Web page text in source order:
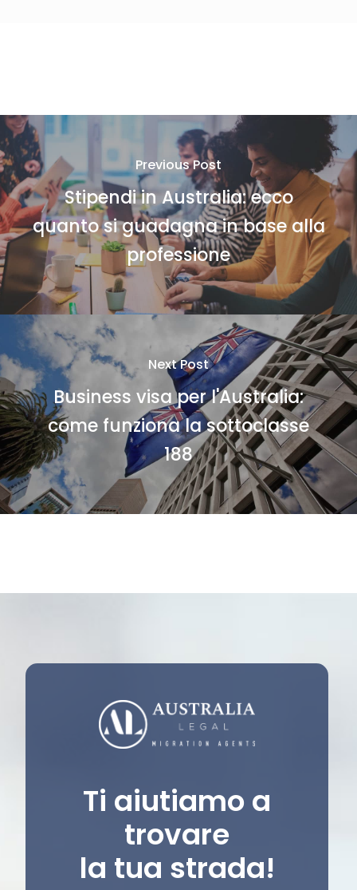
Previous Post
Stipendi in Australia: ecco
quanto si guadagna in base alla
professione
Next Post
Business visa per l'Australia:
come funziona la sottoclasse
188
Ti aiutiamo a
trovare
la tua strada!